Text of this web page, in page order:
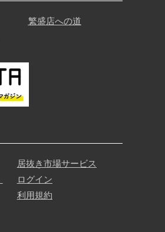
繁盛店への道
居抜き市場サービス
ログイン
利用規約